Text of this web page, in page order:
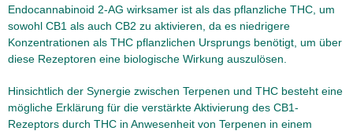
Endocannabinoid 2-AG wirksamer ist als das pflanzliche THC, um
sowohl CB1 als auch CB2 zu aktivieren, da es niedrigere
Konzentrationen als THC pflanzlichen Ursprungs benötigt, um über
diese Rezeptoren eine biologische Wirkung auszulösen.
Hinsichtlich der Synergie zwischen Terpenen und THC besteht eine
mögliche Erklärung für die verstärkte Aktivierung des CB1-
Rezeptors durch THC in Anwesenheit von Terpenen in einem